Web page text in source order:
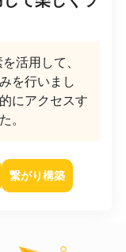
活用して、
を行いまし
にアクセスす
。
繋がり構築